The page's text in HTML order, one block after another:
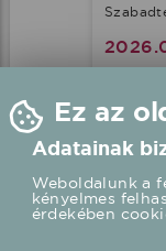
Ez az
Adatainak
Weboldalunk a
kényelmes
érdekében